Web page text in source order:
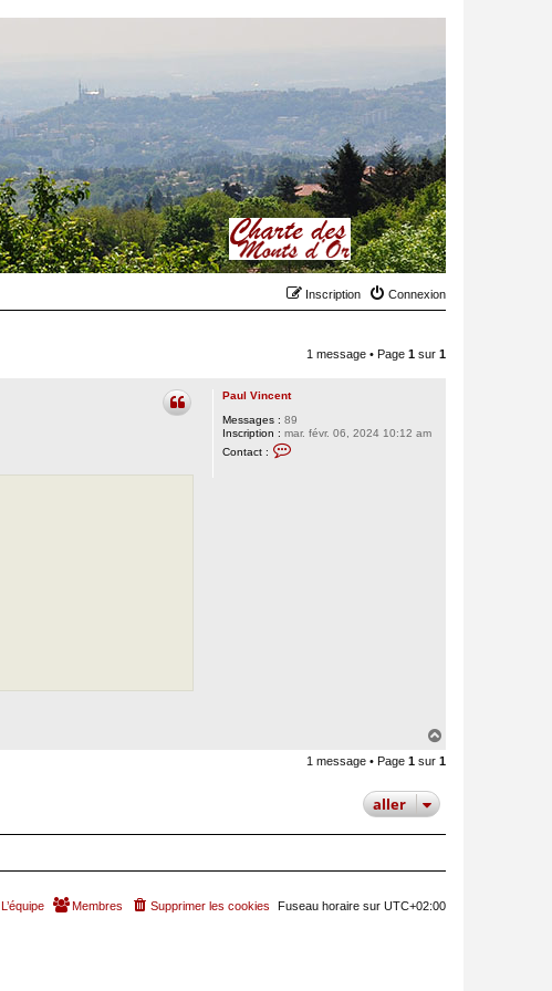
Connexion
Inscription
1 message • Page 1 sur 1
Paul Vincent
Messages : 89
Inscription : mar. févr. 06, 2024 10:12 am
Contact :
u
1 message • Page 1 sur 1
aller
Fuseau horaire sur UTC+02:00
Supprimer les cookies
Membres
L’équipe